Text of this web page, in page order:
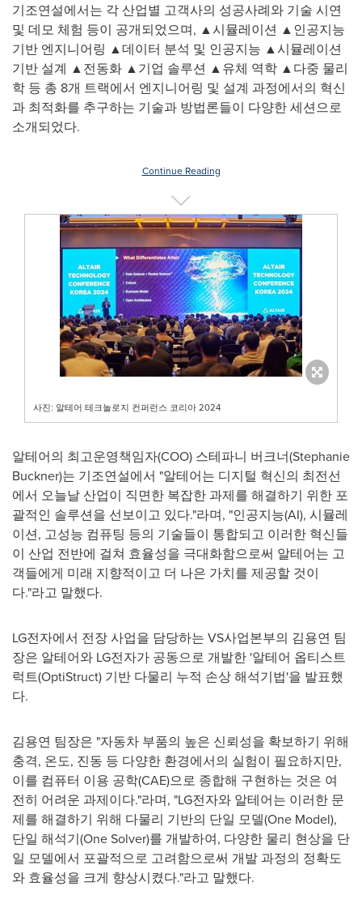
기조연설에서는 각 산업별 고객사의 성공사례와 기술 시연
및 데모 체험 등이 공개되었으며, ▲시뮬레이션 ▲인공지능
기반 엔지니어링 ▲데이터 분석 및 인공지능 ▲시뮬레이션
기반 설계 ▲전동화 ▲기업 솔루션 ▲유체 역학 ▲다중 물리
학 등 총 8개 트랙에서 엔지니어링 및 설계 과정에서의 혁신
과 최적화를 추구하는 기술과 방법론들이 다양한 세션으로
소개되었다.
Continue Reading
사진: 알테어 테크놀로지 컨퍼런스 코리아 2024
알테어의 최고운영책임자(COO) 스테파니 버크너(Stephanie
Buckner)는 기조연설에서 "알테어는 디지털 혁신의 최전선
에서 오늘날 산업이 직면한 복잡한 과제를 해결하기 위한 포
괄적인 솔루션을 선보이고 있다."라며, "인공지능(AI), 시뮬레
이션, 고성능 컴퓨팅 등의 기술들이 통합되고 이러한 혁신들
이 산업 전반에 걸쳐 효율성을 극대화함으로써 알테어는 고
객들에게 미래 지향적이고 더 나은 가치를 제공할 것이
다."라고 말했다.
LG전자에서 전장 사업을 담당하는 VS사업본부의 김용연 팀
장은 알테어와 LG전자가 공동으로 개발한 '알테어 옵티스트
럭트(OptiStruct) 기반 다물리 누적 손상 해석기법'을 발표했
다.
김용연 팀장은 "자동차 부품의 높은 신뢰성을 확보하기 위해
충격, 온도, 진동 등 다양한 환경에서의 실험이 필요하지만,
이를 컴퓨터 이용 공학(CAE)으로 종합해 구현하는 것은 여
전히 어려운 과제이다."라며, "LG전자와 알테어는 이러한 문
제를 해결하기 위해 다물리 기반의 단일 모델(One Model),
단일 해석기(One Solver)를 개발하여, 다양한 물리 현상을 단
일 모델에서 포괄적으로 고려함으로써 개발 과정의 정확도
와 효율성을 크게 향상시켰다."라고 말했다.